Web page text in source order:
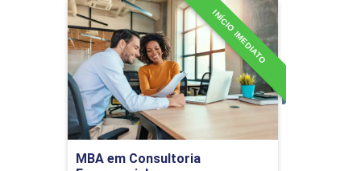
10h
Redes Sociais
MBA em Consultoria
INÍCIO IMEDIATO
MBA em Consultoria
Empresarial
Detalhes do curso
Ir para Inscrição